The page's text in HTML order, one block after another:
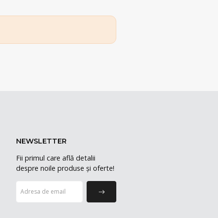
NEWSLETTER
Fii primul care află detalii
despre noile produse și oferte!